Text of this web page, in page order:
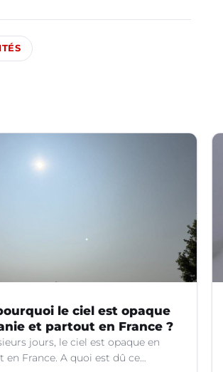
le ciel est opaque
et partout en France ?
jours, le ciel est opaque en
en France. A quoi est dû ce